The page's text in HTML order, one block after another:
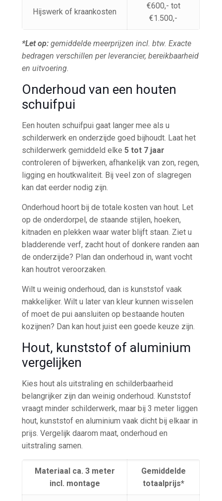
Hijswerk of kraankosten
€600,- tot
€1.500,-
*Let op: gemiddelde meerprijzen incl. btw. Exacte
bedragen verschillen per leverancier, bereikbaarheid
en uitvoering.
Onderhoud van een houten
schuifpui
Een houten schuifpui gaat langer mee als u
schilderwerk en onderzijde goed bijhoudt. Laat het
schilderwerk gemiddeld elke5 tot 7 jaar
controleren of bijwerken, afhankelijk van zon, regen,
ligging en houtkwaliteit. Bij veel zon of slagregen
kan dat eerder nodig zijn.
Onderhoud hoort bij de totale kosten van hout. Let
op de onderdorpel, de staande stijlen, hoeken,
kitnaden en plekken waar water blijft staan. Ziet u
bladderende verf, zacht hout of donkere randen aan
de onderzijde? Plan dan onderhoud in, want vocht
kan houtrot veroorzaken.
Wilt u weinig onderhoud, dan is kunststof vaak
makkelijker. Wilt u later van kleur kunnen wisselen
of moet de pui aansluiten op bestaande houten
kozijnen? Dan kan hout juist een goede keuze zijn.
Hout, kunststof of aluminium
vergelijken
Kies hout als uitstraling en schilderbaarheid
belangrijker zijn dan weinig onderhoud. Kunststof
vraagt minder schilderwerk, maar bij 3 meter liggen
hout, kunststof en aluminium vaak dicht bij elkaar in
prijs. Vergelijk daarom maat, onderhoud en
uitstraling samen.
Materiaal ca. 3 meter
incl. montage
Gemiddelde
totaalprijs*